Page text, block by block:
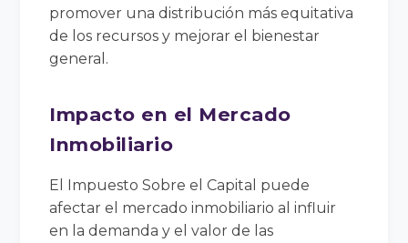
promover una distribución más equitativa
de los recursos y mejorar el bienestar
general.
Impacto en el Mercado
Inmobiliario
El Impuesto Sobre el Capital puede
afectar el mercado inmobiliario al influir
en la demanda y el valor de las